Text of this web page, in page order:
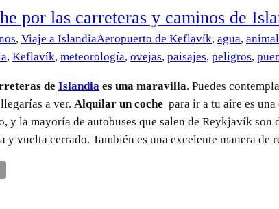
por las carreteras y caminos de
, Viaje a IslandiaAeropuerto de Keflavík, agua,
, Keflavík, meteorología, ovejas, paisajes, peligros,
de Islandia es una maravilla. Puedes
a ver. Alquilar un coche para ir a tu aire es
y la mayoría de autobuses que salen de Reykjavík
y vuelta cerrado. También es una excelente manera